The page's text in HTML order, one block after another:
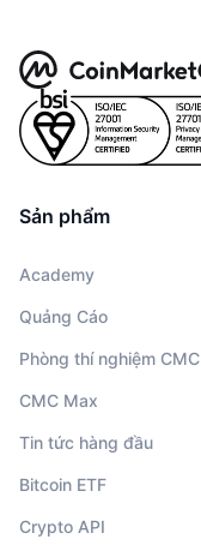
Sản phẩm
Academy
Quảng Cáo
Phòng thí nghiệm CMC
CMC Max
Tin tức hàng đầu
Bitcoin ETF
Crypto API